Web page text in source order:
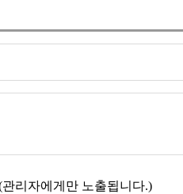
리자에게만 노출됩니다.)